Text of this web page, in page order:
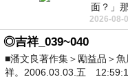
面？」
死盯著
2026-08-
◎吉祥_039~040
■潘文良著作集＞勵益品＞
祥。2006.03.03.五